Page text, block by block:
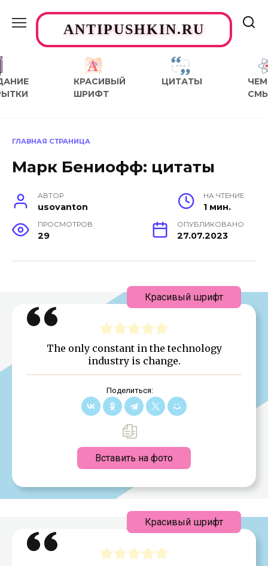
содержаниюANTIPUSHKIN.RU
КРАСИВЫЙ
ШРИФТ
ЦИТАТЫ
ЧЕМ
ГЛАВНАЯ СТРАНИЦА
Марк Бениофф: цитаты
АВТОР
usovanton
НА ЧТЕНИЕ
1 мин.
ПРОСМОТРОВ
29
ОПУБЛИКОВАНО
27.07.2023
The only constant in the technology
industry is change.
Поделиться:
Вставить на фото
Красивый шрифт
Красивый шрифт